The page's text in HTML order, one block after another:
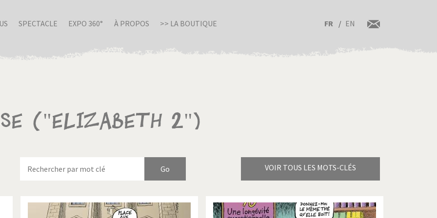
SPECTACLE EXPO 360° À PROPOS >> LA BOUTIQUE FR EN
("Elizabeth 2")
VOIR TOUS LES MOTS-CLÉS
en Italie Birmanie Brexitland